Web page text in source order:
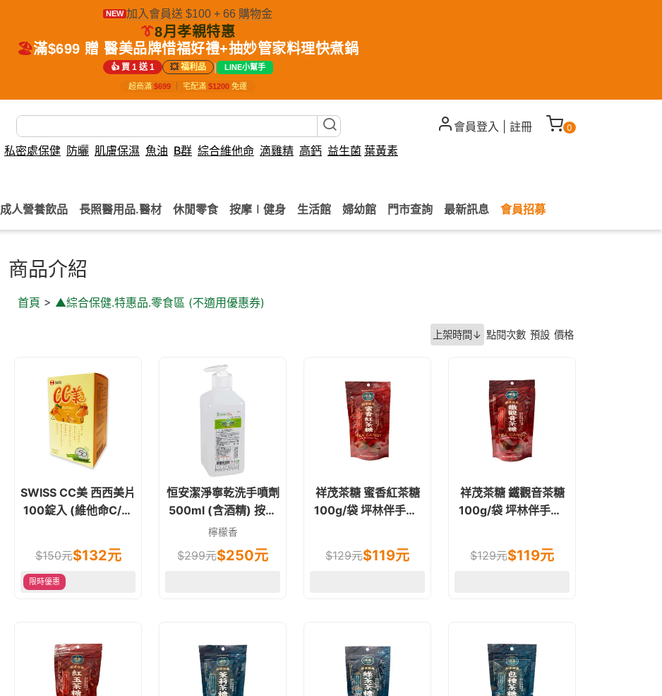
NEW 加入會員送 $100 + 66 購物金
👔8月孝親特惠
🏖️滿$699 贈 醫美品牌惜福好禮+抽妙管家料理快煮鍋
👍 買 1 送 1 💥福利品 | LINE小幫手
超商滿 $699 宅配滿 $1200 免運
私密處保健 防曬 肌膚保濕 魚油 B群 綜合維他命 滴雞精 高鈣 益生菌 葉黃素
會員登入 註冊 0
成人營養飲品 長照醫用品.醫材 休閒零食 按摩∣健身 生活館 婦幼館 門市查詢 最新訊息 會員招募
商品介紹
首頁 > ▲綜合保健.特惠品.零食區 (不適用優惠券)
上架時間↓ 點閱次數 預設 價格
SWISS CC美 西西美片
100錠入 (維他命C/維
$150元$132元
限時優惠
恒安潔淨寧乾洗手噴劑
500ml (含酒精) 按壓
式
檸檬香
$299元$250元
祥茂茶糖 蜜香紅茶糖
100g/袋 坪林伴手禮.
$129元$119元
祥茂茶糖 鐵觀音茶糖
100g/袋 坪林伴手禮.
$129元$119元